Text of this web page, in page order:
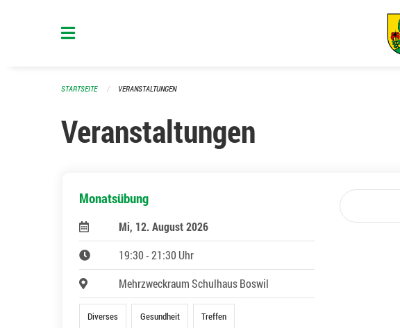
STARTSEITE VERANSTALTUNGEN
Veranstaltungen
Monatsübung
Mi, 12. August 2026
19:30 - 21:30 Uhr
Mehrzweckraum Schulhaus Boswil
Diverses Gesundheit Treffen